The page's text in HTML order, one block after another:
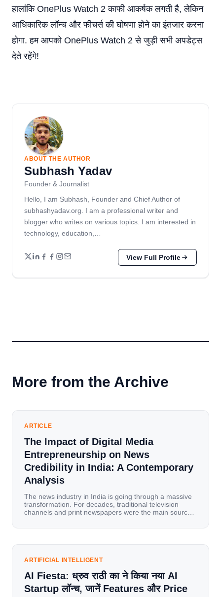
हालांकि OnePlus Watch 2 काफी आकर्षक लगती है, लेकिन
आधिकारिक लॉन्च और फीचर्स की घोषणा होने का इंतजार करना
होगा. हम आपको OnePlus Watch 2 से जुड़ी सभी अपडेट्स
देते रहेंगे!
ABOUT THE AUTHOR
Subhash Yadav
Founder & Journalist
Hello, I am Subhash, Founder and Chief Author of
subhashyadav.org. I am a professional writer and
blogger who writes on various topics. I am interested in
technology, education,…
View Full Profile
More from the Archive
ARTICLE
The Impact of Digital Media
Entrepreneurship on News
Credibility in India: A Contemporary
Analysis
The news industry in India is going through a massive
transformation. For decades, traditional television
channels and print newspapers were the main sources
mobile data, affordable smartphones, and high-speed
has become a mobile-first market where consumers
ARTIFICIAL INTELLIGENT
AI Fiesta: ध्रुव राठी का ने किया नया AI
Startup लॉन्च, जानें Features और Price